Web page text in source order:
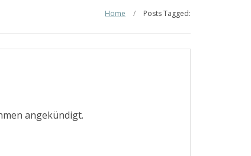
Home / Posts Tagged:
angekündigt.